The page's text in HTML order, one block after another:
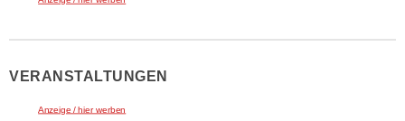
VERANSTALTUNGEN
Anzeige / hier werben